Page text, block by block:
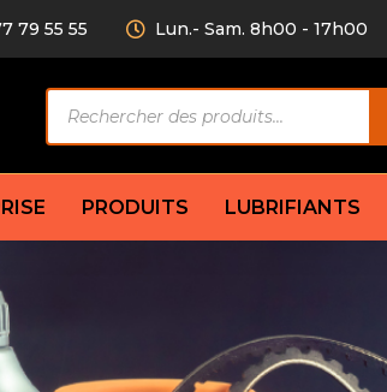
79 55 55 Lun.- Sam. 8h00 - 17h00
de
produits
AV/AR
Compresseur
Condenseur
PRODUITS LUBRIFIANTS